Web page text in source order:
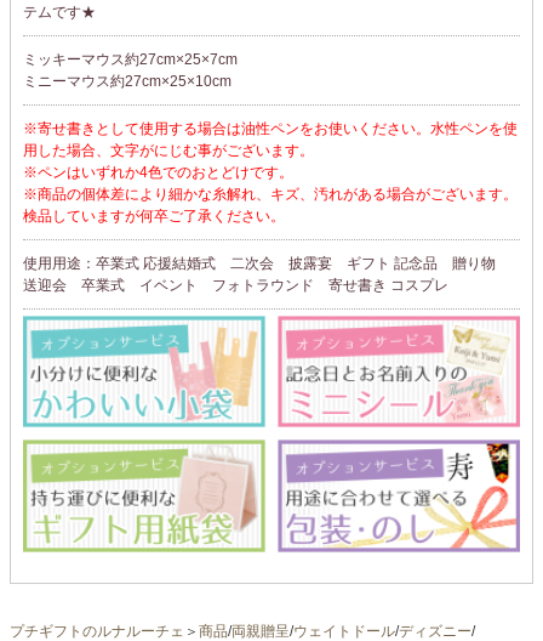
テムです★
ミッキーマウス約27cm×25×7cm
ミニーマウス約27cm×25×10cm
※寄せ書きとして使用する場合は油性ペンをお使いください。水性ペンを使
用した場合、文字がにじむ事がございます。
※ペンはいずれか4色でのおとどけです。
※商品の個体差により細かな糸解れ、キズ、汚れがある場合がございます。
検品していますが何卒ご了承ください。
使用用途：卒業式 応援結婚式 二次会 披露宴 ギフト 記念品 贈り物
送迎会 卒業式 イベント フォトラウンド 寄せ書き コスプレ
プチギフトのルナルーチェ ＞ 商品/両親贈呈/ウェイトドール/ディズニー/